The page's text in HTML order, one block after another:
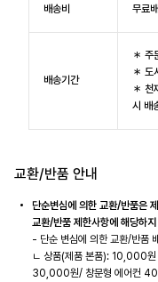
배송비 무료
배송기간
＊ 주
＊ 도
＊ 천
시 배
교환/반품 안내
단순변심에 의한 교환/반품은
교환/반품 제한사항에 해당하
- 단순 변심에 의한 교환/반품
ㄴ 상품(제품 본품): 10,000원
30,000원/ 창문형 에어컨